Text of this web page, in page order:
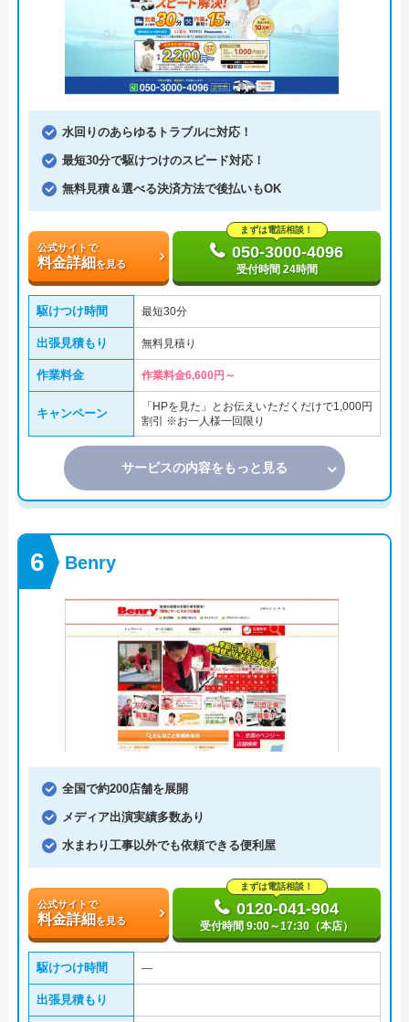
水回りのあらゆるトラブルに対応！
最短30分で駆けつけのスピード対応！
無料見積＆選べる決済方法で後払いもOK
公式サイトで
料金詳細を見る
まずは電話相談！
050-3000-4096
受付時間 24時間
駆けつけ時間 最短30分
出張見積もり 無料見積り
作業料金 作業料金6,600円～
キャンペーン
「HPを見た」とお伝えいただくだけで1,000円
割引 ※お一人様一回限り
サービスの内容をもっと見る
Benry
全国で約200店舗を展開
メディア出演実績多数あり
水まわり工事以外でも依頼できる便利屋
公式サイトで
料金詳細を見る
まずは電話相談！
0120-041-904
受付時間 9:00～17:30（本店）
駆けつけ時間 ―
出張見積もり